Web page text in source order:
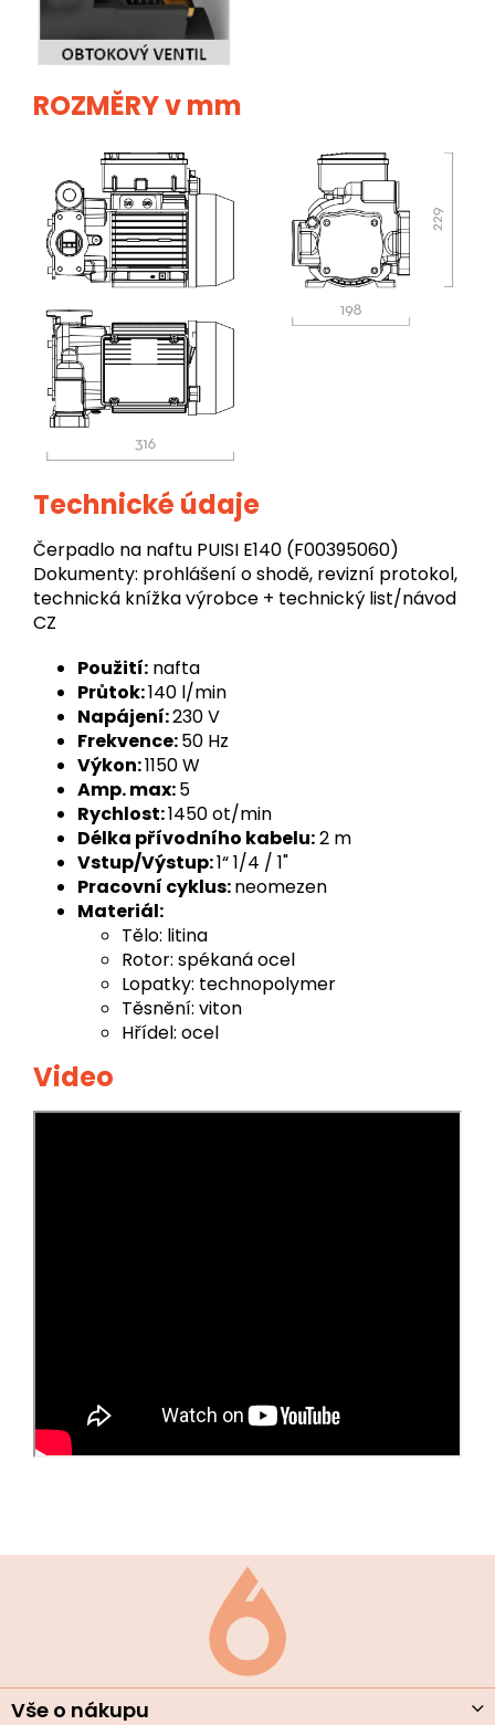
ROZMĚRY v mm
Technické údaje
Čerpadlo na naftu PUISI E140 (F00395060)
Dokumenty: prohlášení o shodě, revizní protokol,
technická knížka výrobce + technický list/návod
CZ
Použití: nafta
Průtok:140 l/min
Napájení:230 V
Frekvence:50 Hz
Výkon:1150 W
Amp. max:5
Rychlost:1450 ot/min
Délka přívodního kabelu:2 m
Vstup/Výstup:1“ 1/4 / 1"
Pracovní cyklus:neomezen
Materiál:
Tělo: litina
Rotor: spékaná ocel
Lopatky: technopolymer
Těsnění: viton
Hřídel: ocel
Video
í
Vše o nákupu